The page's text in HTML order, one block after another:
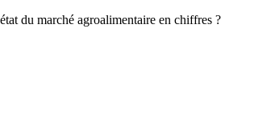
du marché agroalimentaire en chiffres ?